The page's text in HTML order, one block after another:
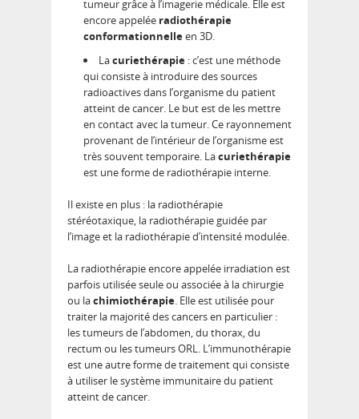
tumeur grâce à l’imagerie médicale. Elle est
encore appelée radiothérapie
conformationnelleen 3D.
Lacuriethérapie : c’est une méthode
qui consiste à introduire des sources
radioactives dans l’organisme du patient
atteint de cancer. Le but est de les mettre
en contact avec la tumeur. Ce rayonnement
provenant de l’intérieur de l’organisme est
très souvent temporaire. Lacuriethérapie
est une forme de radiothérapie interne.
Il existe en plus : la radiothérapie
stéréotaxique, la radiothérapie guidée par
l’image et la radiothérapie d’intensité modulée.
La radiothérapie encore appelée irradiation est
parfois utilisée seule ou associée à la chirurgie
ou lachimiothérapie. Elle est utilisée pour
traiter la majorité des cancers en particulier :
les tumeurs de l’abdomen, du thorax, du
rectum ou les tumeurs ORL. L’immunothérapie
est une autre forme de traitement qui consiste
à utiliser le système immunitaire du patient
atteint de cancer.